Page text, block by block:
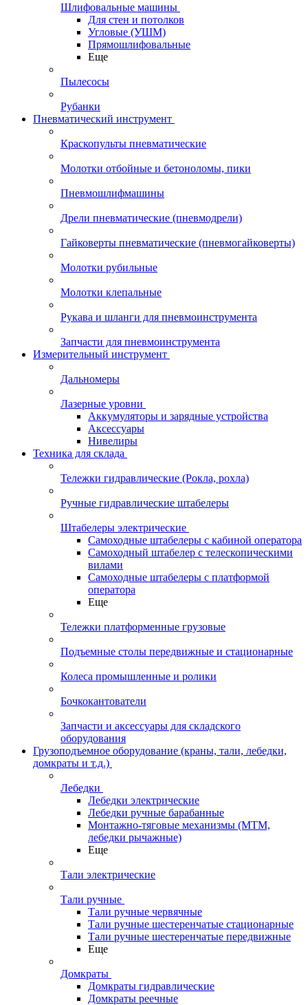
Шлифовальные машины
Для стен и потолков
Угловые (УШМ)
Прямошлифовальные
Еще
Пылесосы
Рубанки
Пневматический инструмент
Краскопульты пневматические
Молотки отбойные и бетоноломы, пики
Пневмошлифмашины
Дрели пневматические (пневмодрели)
Гайковерты пневматические (пневмогайковерты)
Молотки рубильные
Молотки клепальные
Рукава и шланги для пневмоинструмента
Запчасти для пневмоинструмента
Измерительный инструмент
Дальномеры
Лазерные уровни
Аккумуляторы и зарядные устройства
Аксессуары
Нивелиры
Техника для склада
Тележки гидравлические (Рокла, рохла)
Ручные гидравлические штабелеры
Штабелеры электрические
Самоходные штабелеры с кабиной оператора
Самоходный штабелер с телескопическими
вилами
Самоходные штабелеры с платформой
оператора
Еще
Тележки платформенные грузовые
Подъемные столы передвижные и стационарные
Колеса промышленные и ролики
Бочкокантователи
Запчасти и аксессуары для складского
оборудования
Грузоподъемное оборудование (краны, тали, лебедки,
домкраты и т.д.)
Лебедки
Лебедки электрические
Лебедки ручные барабанные
Монтажно-тяговые механизмы (МТМ,
лебедки рычажные)
Еще
Тали электрические
Тали ручные
Тали ручные червячные
Тали ручные шестеренчатые стационарные
Тали ручные шестеренчатые передвижные
Еще
Домкраты
Домкраты гидравлические
Домкраты реечные